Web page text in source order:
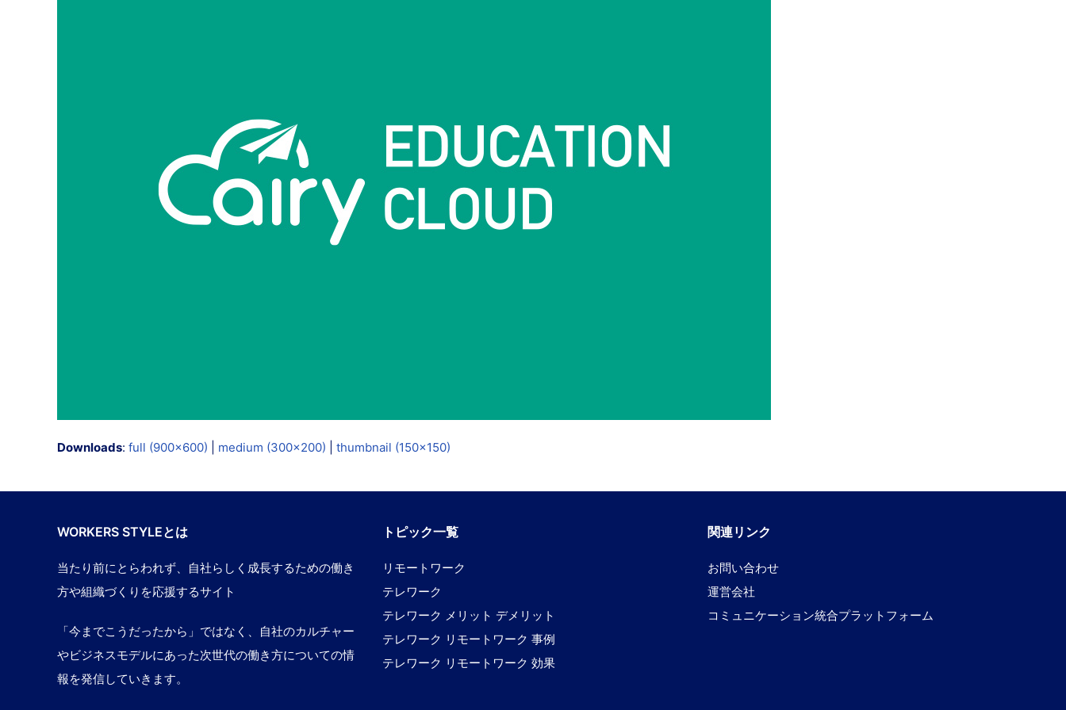
Downloads: full (900x600) medium (300x200) thumbnail (150x150)
WORKERS STYLEとは
当たり前にとらわれず、自社らしく成長するための働き
方や組織づくりを応援するサイト
「今までこうだったから」ではなく、自社のカルチャー
やビジネスモデルにあった次世代の働き方についての情
報を発信していきます。
トピック一覧
リモートワーク
テレワーク
テレワーク メリット デメリット
テレワーク リモートワーク 事例
テレワーク リモートワーク 効果
関連リンク
お問い合わせ
運営会社
コミュニケーション統合プラットフォーム